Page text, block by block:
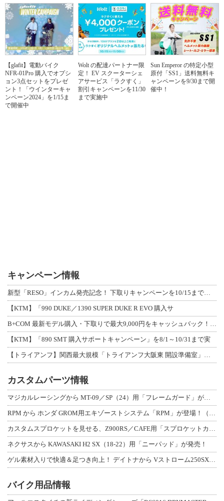
【glafit】電動バイク
NFR-01Pro 購入でオプシ
ョン3点セットをプレゼ
ント！「ウインターキャ
ンペーン2024」を1/15ま
で開催中
Wolt の配達パートナー限
定！ EV スクーターシェ
アサービス「ラクすく」
割引キャンペーンを11/30
まで実施中
Sun Emperor の特定小型
原付「SS1」送料無料キ
ャンペーンを9/30まで開
催中！
キャンペーン情報
【KTM】「990 DUKE／1390 SUPER DUKE R EVO 購入サ
【KTM】「890 SMT 購入サポートキャンペーン」を8/1～10/31まで実
カスタムパーツ情報
ネクサスから KAWASAKI H2 SX（18-22）用「ニーパッド」が発売！
バイク用品情報